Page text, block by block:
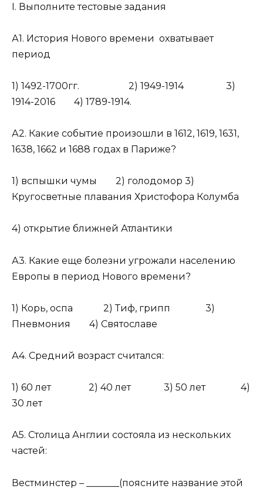
I. Выполните тестовые задания
А1. История Нового времени охватывает
период
1) 1492-1700гг. 2) 1949-1914 3)
1914-2016 4) 1789-1914.
А2. Какие событие произошли в 1612, 1619, 1631,
1638, 1662 и 1688 годах в Париже?
1) вспышки чумы 2) голодомор 3)
Кругосветные плавания Христофора Колумба
4) открытие ближней Атлантики
А3. Какие еще болезни угрожали населению
Европы в период Нового времени?
1) Корь, оспа 2) Тиф, грипп 3)
Пневмония 4) Святославе
А4. Средний возраст считался:
1) 60 лет 2) 40 лет 3) 50 лет 4)
30 лет
А5. Столица Англии состояла из нескольких
частей:
Вестминстер – _______(поясните название этой